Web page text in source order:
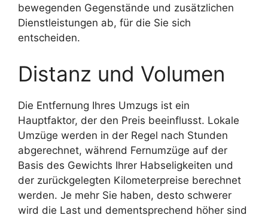
bewegenden Gegenstände und zusätzlichen
Dienstleistungen ab, für die Sie sich
entscheiden.
Distanz und Volumen
Die Entfernung Ihres Umzugs ist ein
Hauptfaktor, der den Preis beeinflusst. Lokale
Umzüge werden in der Regel nach Stunden
abgerechnet, während Fernumzüge auf der
Basis des Gewichts Ihrer Habseligkeiten und
der zurückgelegten Kilometerpreise berechnet
werden. Je mehr Sie haben, desto schwerer
wird die Last und dementsprechend höher sind